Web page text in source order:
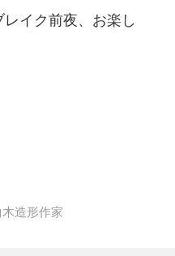
イク前夜、お楽し
造形作家